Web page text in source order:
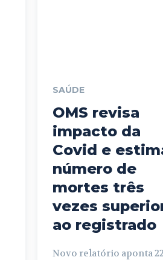
SAÚDE
OMS revisa
impacto da
Covid e
número de
mortes três
vezes
ao registrado
Novo relatório aponta